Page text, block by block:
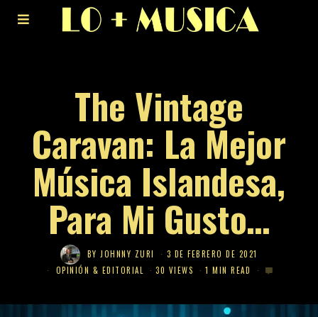
The Vintage
Caravan: La Mejor
Música Islandesa,
Para Mi Gusto…
BYJOHNNY ZURI
3 DE FEBRERO DE 2021
OPINIÓN & EDITORIAL
30 VIEWS 1 MIN READ